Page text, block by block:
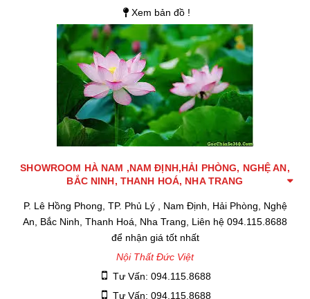
Xem bản đồ !
SHOWROOM HÀ NAM ,NAM ĐỊNH,HẢI PHÒNG, NGHỆ AN,
BẮC NINH, THANH HOÁ, NHA TRANG
P. Lê Hồng Phong, TP. Phủ Lý , Nam Định, Hải Phòng, Nghệ
An, Bắc Ninh, Thanh Hoá, Nha Trang, Liên hệ 094.115.8688
để nhận giá tốt nhất
Nội Thất Đức Việt
Tư Vấn: 094.115.8688
Tư Vấn: 094.115.8688